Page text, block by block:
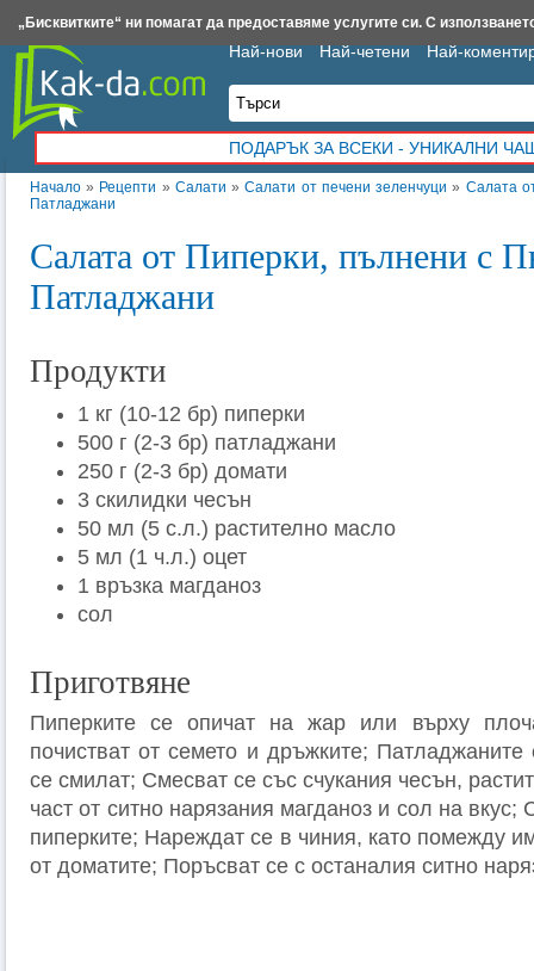
Начало » Рецепти » Салати »Салати от печени зеленчуци » Салата
Патладжани
Салата от Пиперки, пълнени с
Патладжани
Продукти
1 кг (10-12 бр) пиперки
500 г (2-3 бр) патладжани
250 г (2-3 бр) домати
3 скилидки чесън
50 мл (5 с.л.) растително масло
5 мл (1 ч.л.) оцет
1 връзка магданоз
сол
Приготвяне
Пиперките се опичат на жар или върху
почистват от семето и дръжките; Патладжаните
се смилат; Смесват се със счукания чесън,
част от ситно нарязания магданоз и сол на вкус;
пиперките; Нареждат се в чиния, като помежду
от доматите; Поръсват се с останалия ситно
Най-нови Най-четени Най-
ПОДАРЪК ЗА ВСЕКИ - УНИКАЛНИ
Insert.bg Framar.bg Kak-da.com Iztochnik.com BauBau.bg NewAge.bg
„Бисквитките“ ни помагат да предоставяме услугите си. С